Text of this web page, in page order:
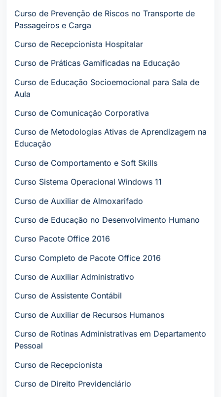
Curso de Prevenção de Riscos no Transporte de
Passageiros e Carga
Curso de Recepcionista Hospitalar
Curso de Práticas Gamificadas na Educação
Curso de Educação Socioemocional para Sala de
Aula
Curso de Comunicação Corporativa
Curso de Metodologias Ativas de Aprendizagem na
Educação
Curso de Comportamento e Soft Skills
Curso Sistema Operacional Windows 11
Curso de Auxiliar de Almoxarifado
Curso de Educação no Desenvolvimento Humano
Curso Pacote Office 2016
Curso Completo de Pacote Office 2016
Curso de Auxiliar Administrativo
Curso de Assistente Contábil
Curso de Auxiliar de Recursos Humanos
Curso de Rotinas Administrativas em Departamento
Pessoal
Curso de Recepcionista
Curso de Direito Previdenciário